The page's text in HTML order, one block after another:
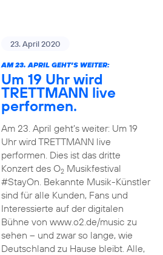
23. April 2020
AM 23. APRIL GEHT’S WEITER:
Um 19 Uhr wird
TRETTMANN live
performen.
Am 23. April geht’s weiter: Um 19
Uhr wird TRETTMANN live
performen. Dies ist das dritte
Konzert des O2Musikfestival
#StayOn. Bekannte Musik-Künstler
sind für alle Kunden, Fans und
Interessierte auf der digitalen
Bühne von www.o2.de/music zu
sehen – und zwar so lange, wie
Deutschland zu Hause bleibt. Alle,